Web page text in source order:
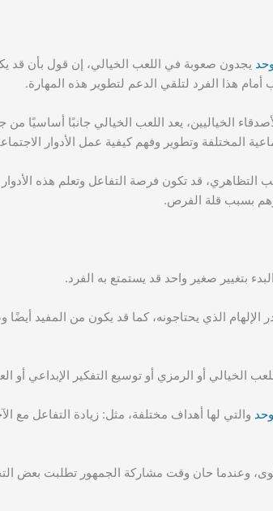
يجدون صعوبة في اللعب الخيالي، إن قول بأن قد
هذا الفرد لتلقي الدعم لتطوير هذه المهارة.
الخياليين، يعد اللعب الخيالي جانبًا أساسيًا من
المختلفة وتطوير وفهم كيفية عمل الأدوار
التظاهري، قد تكون فرصة التفاعل وتعلم هذه الأدوار
بسبب قلة الفرص.
بتغيير صغير واحد قد يستمتع به الفرد.
الإلهام الذي يحتاجونه، كما قد يكون من المفيد
الخيالي أو الرمزي أو توسيع التفكير الإبداعي أو
والتي لها أهداف مختلفة، مثل: زيادة التفاعل مع
وعندما حان وقت مشاركة الجمهور تطلبت بعض